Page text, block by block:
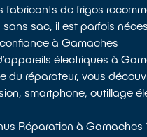
de frigos
sac, il est parfois
à Gamaches
électriques à
du réparateur, vous
smartphone, outillage
Réparation à Gamaches